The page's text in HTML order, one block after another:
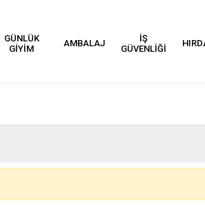
GÜNLÜK
GİYİM
AMBALAJ
İŞ
GÜVENLİĞİ